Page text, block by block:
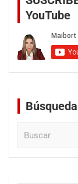
YouTube
Búsqueda